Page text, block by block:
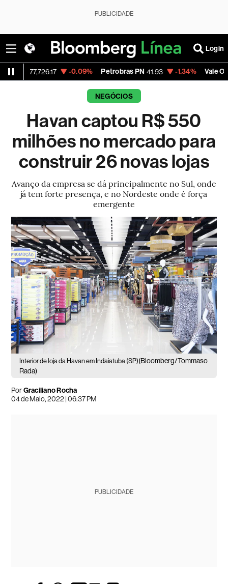
PUBLICIDADE
Login
-0.09% Petrobras PN 41.93 -1.34% Vale ON 76.66
NEGÓCIOS
Havan captou R$ 550
milhões no mercado para
construir 26 novas lojas
Avanço da empresa se dá principalmente no Sul, onde
já tem forte presença, e no Nordeste onde é força
emergente
Interior de loja da Havan em Indaiatuba (SP)(Bloomberg/Tommaso
Rada)
PorGraciliano Rocha
04 de Maio, 2022 | 06:37 PM
PUBLICIDADE